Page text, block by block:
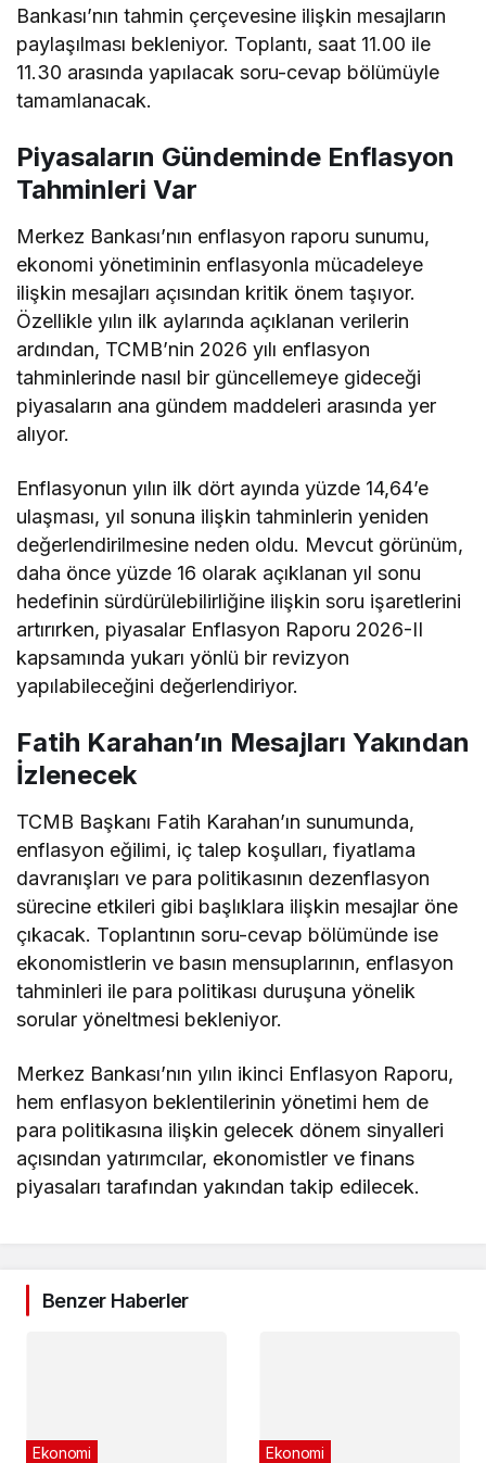
Bankası’nın tahmin çerçevesine ilişkin mesajların
paylaşılması bekleniyor. Toplantı, saat 11.00 ile
11.30 arasında yapılacak soru-cevap bölümüyle
tamamlanacak.
Piyasaların Gündeminde Enflasyon
Tahminleri Var
Merkez Bankası’nın enflasyon raporu sunumu,
ekonomi yönetiminin enflasyonla mücadeleye
ilişkin mesajları açısından kritik önem taşıyor.
Özellikle yılın ilk aylarında açıklanan verilerin
ardından, TCMB’nin 2026 yılı enflasyon
tahminlerinde nasıl bir güncellemeye gideceği
piyasaların ana gündem maddeleri arasında yer
alıyor.
Enflasyonun yılın ilk dört ayında yüzde 14,64’e
ulaşması, yıl sonuna ilişkin tahminlerin yeniden
değerlendirilmesine neden oldu. Mevcut görünüm,
daha önce yüzde 16 olarak açıklanan yıl sonu
hedefinin sürdürülebilirliğine ilişkin soru işaretlerini
artırırken, piyasalar Enflasyon Raporu 2026-II
kapsamında yukarı yönlü bir revizyon
yapılabileceğini değerlendiriyor.
Fatih Karahan’ın Mesajları Yakından
İzlenecek
TCMB Başkanı Fatih Karahan’ın sunumunda,
enflasyon eğilimi, iç talep koşulları, fiyatlama
davranışları ve para politikasının dezenflasyon
sürecine etkileri gibi başlıklara ilişkin mesajlar öne
çıkacak. Toplantının soru-cevap bölümünde ise
ekonomistlerin ve basın mensuplarının, enflasyon
tahminleri ile para politikası duruşuna yönelik
sorular yöneltmesi bekleniyor.
Merkez Bankası’nın yılın ikinci Enflasyon Raporu,
hem enflasyon beklentilerinin yönetimi hem de
para politikasına ilişkin gelecek dönem sinyalleri
açısından yatırımcılar, ekonomistler ve finans
piyasaları tarafından yakından takip edilecek.
Benzer Haberler
Ekonomi Ekonomi